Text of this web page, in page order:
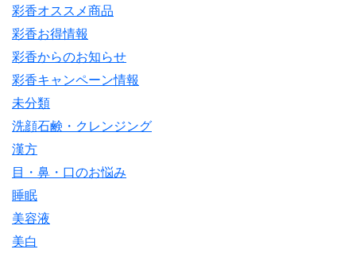
彩香オススメ商品
彩香お得情報
彩香からのお知らせ
彩香キャンペーン情報
未分類
洗顔石鹸・クレンジング
漢方
目・鼻・口のお悩み
睡眠
美容液
美白